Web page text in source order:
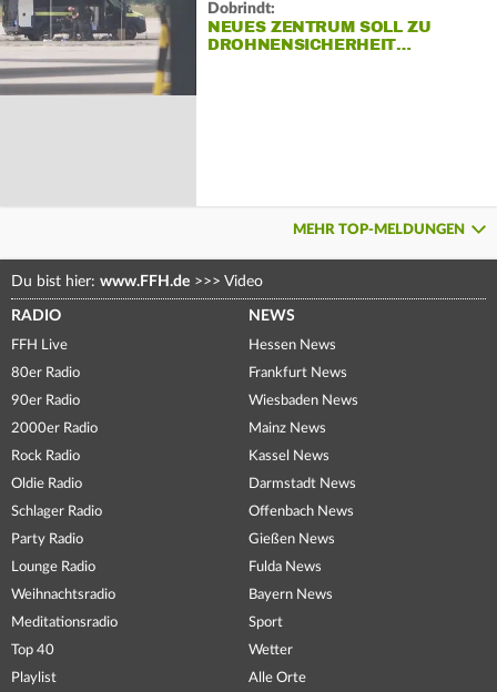
Dobrindt:
NEUES ZENTRUM SOLL ZU
DROHNENSICHERHEIT…
MEHR TOP-MELDUNGEN
Du bist hier: www.FFH.de >>> Video
RADIO
FFH Live
80er Radio
90er Radio
2000er Radio
Rock Radio
Oldie Radio
Schlager Radio
Party Radio
Lounge Radio
Weihnachtsradio
Meditationsradio
Top 40
Playlist
NEWS
Hessen News
Frankfurt News
Wiesbaden News
Mainz News
Kassel News
Darmstadt News
Offenbach News
Gießen News
Fulda News
Bayern News
Sport
Wetter
Alle Orte